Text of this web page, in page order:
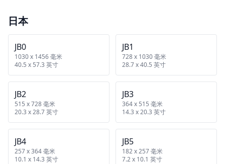
日本
JB0
1030 x 1456 毫米
40.5 x 57.3 英寸
JB1
728 x 1030 毫米
28.7 x 40.5 英寸
JB2
515 x 728 毫米
20.3 x 28.7 英寸
JB3
364 x 515 毫米
14.3 x 20.3 英寸
JB4
257 x 364 毫米
10.1 x 14.3 英寸
JB5
182 x 257 毫米
7.2 x 10.1 英寸